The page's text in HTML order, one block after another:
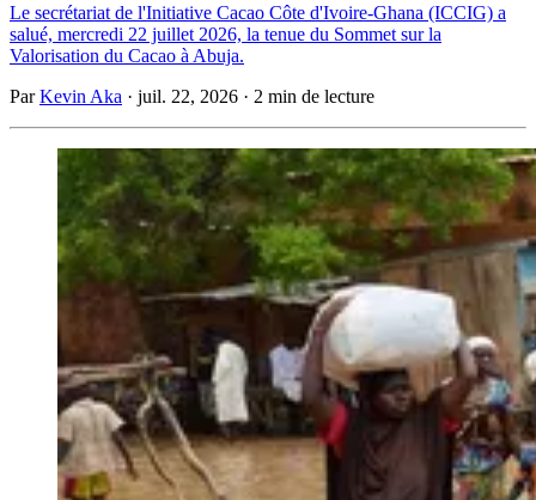
Le secrétariat de l'Initiative Cacao Côte d'Ivoire-Ghana (ICCIG) a
salué, mercredi 22 juillet 2026, la tenue du Sommet sur la
Valorisation du Cacao à Abuja.
ParKevin Aka · juil. 22, 2026 · 2 min de lecture